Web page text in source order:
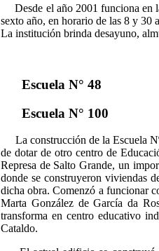
Desde el año 2001 funciona en
sexto año, en horario de las 8 y 30
La institución brinda desayuno,
Escuela N° 48
Escuela N° 100
La construcción de la Escuela
de dotar de otro centro de
Represa de Salto Grande, un
donde se construyeron viviendas
dicha obra. Comenzó a funcionar
Marta González de García da
transforma en centro educativo
Cataldo.